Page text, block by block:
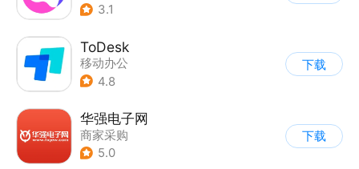
3.1
ToDesk
移动办公
4.8
下载
华强电子网
商家采购
5.0
下载